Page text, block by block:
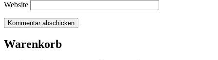
Website
Warenkorb